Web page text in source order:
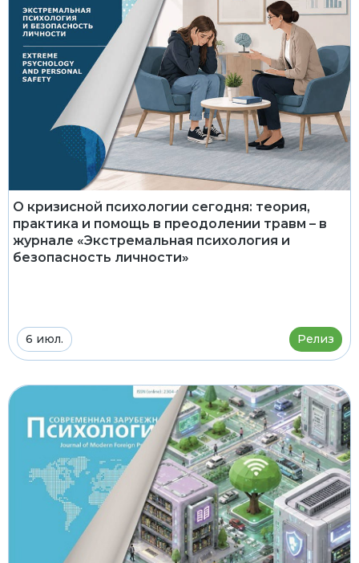
О кризисной психологии сегодня: теория,
практика и помощь в преодолении травм – в
журнале «Экстремальная психология и
безопасность личности»
6 июл. Релиз